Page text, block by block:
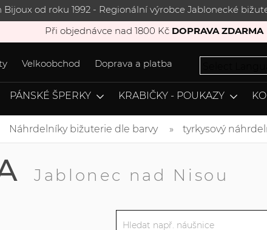
od roku 1992 - Regionální výrobce Jablonecké
Při objednávce nad 1800 Kč DOPRAVA ZDARMA
Velkoobchod Doprava a platba
PÁNSKÉ ŠPERKY KRABIČKY - POUKAZY
Náhrdelníky bižuterie dle barvy tyrkysový
Jablonec nad Nisou